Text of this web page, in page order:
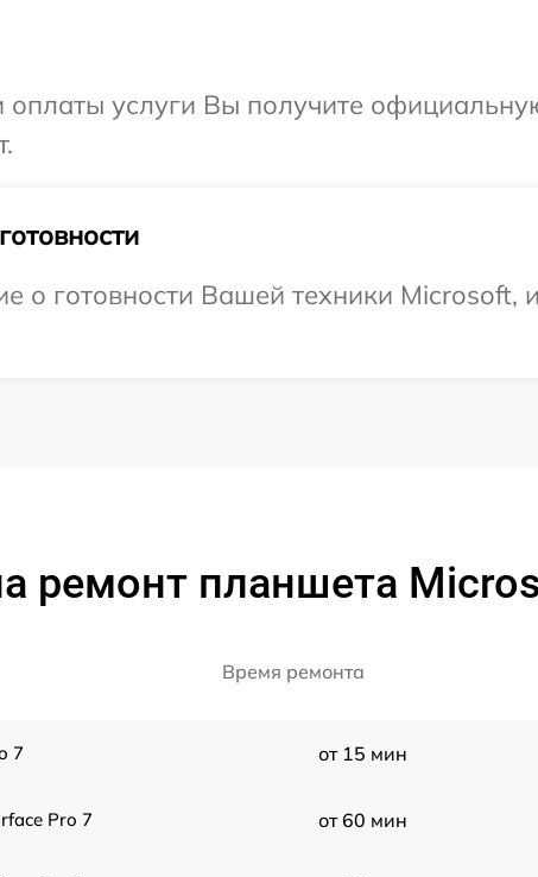
услуги Вы получите
о готовности Вашей техники Microsoft,
ремонт планшета
Время ремонта
7 от 15 мин
Pro 7 от 60 мин